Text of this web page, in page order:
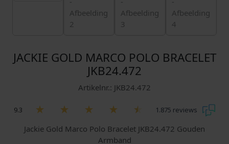
JACKIE GOLD MARCO POLO BRACELET
JKB24.472
Artikelnr.: JKB24.472
9.3 1.875 reviews
Jackie Gold Marco Polo Bracelet JKB24.472 Gouden
Armband